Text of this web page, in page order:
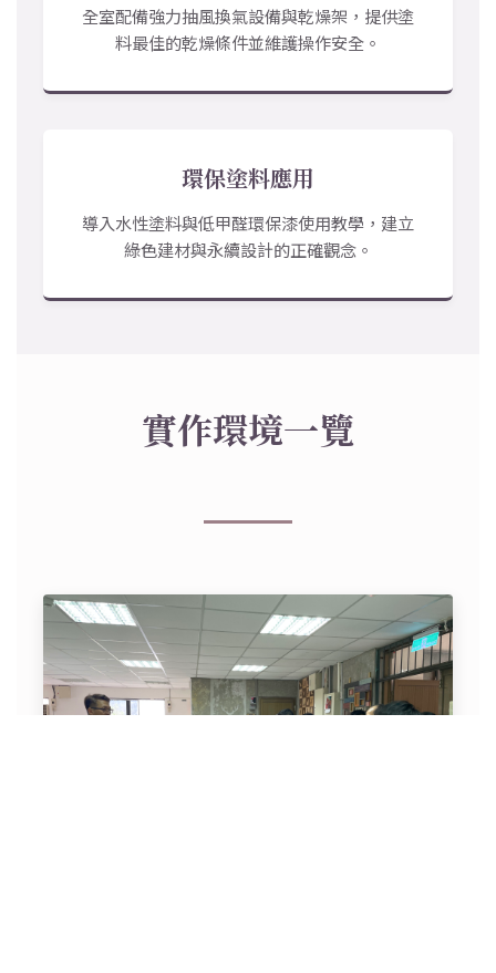
全室配備強力抽風換氣設備與乾燥架，提供塗
料最佳的乾燥條件並維護操作安全。
環保塗料應用
導入水性塗料與低甲醛環保漆使用教學，建立
綠色建材與永續設計的正確觀念。
實作環境一覽